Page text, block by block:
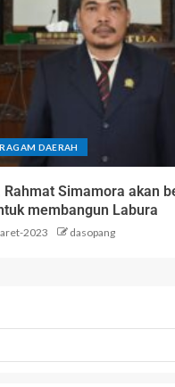
RAGAM DAERAH
Rahmat Simamora akan
membangun Labura
2023 dasopang